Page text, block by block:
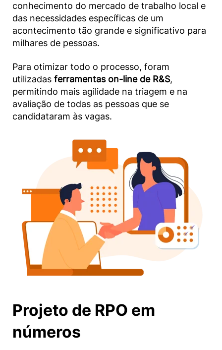
conhecimento do mercado de trabalho local e
das necessidades específicas de um
acontecimento tão grande e significativo para
milhares de pessoas.
Para otimizar todo o processo, foram
utilizadas ferramentas on-line de R&S,
permitindo mais agilidade na triagem e na
avaliação de todas as pessoas que se
candidataram às vagas.
Projeto de RPO em
números